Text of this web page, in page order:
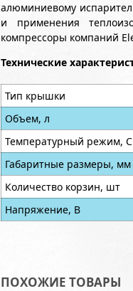
алюминиевому
и применения
компрессоры компаний
Технические
Тип крышки
Объем, л
Температурный режим, С
Габаритные размеры, мм
Количество корзин, шт
Напряжение, В
ПОХОЖИЕ ТОВАРЫ